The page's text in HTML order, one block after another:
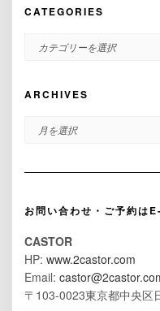
CATEGORIES
CATEGORIES
ARCHIVES
ARCHIVES
お問い合わせ・ご予約は
CASTOR
HP: www.2castor.com
Email:
〒103-0023東京都中央区